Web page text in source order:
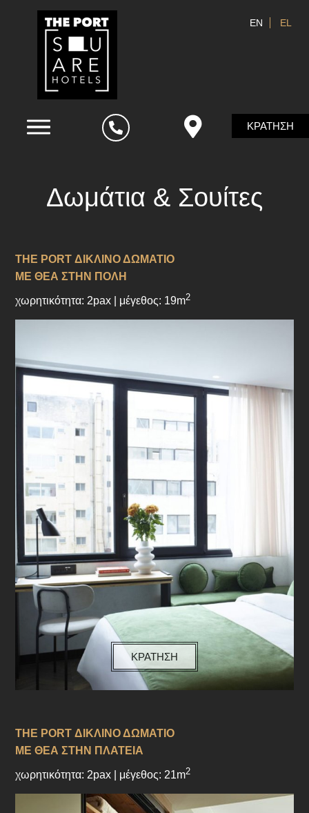
EN EL
ΚΡΑΤΗΣΗ
Δωμάτια & Σουίτες
THE PORT ΔΙΚΛΙΝΟ ΔΩΜΑΤΙΟ
ΜΕ ΘΕΑ ΣΤΗΝ ΠΟΛΗ
χωρητικότητα: 2pax | μέγεθος: 19m2
ΚΡΑΤΗΣΗ
THE PORT ΔΙΚΛΙΝΟ ΔΩΜΑΤΙΟ
ΜΕ ΘΕΑ ΣΤΗΝ ΠΛΑΤΕΙΑ
χωρητικότητα: 2pax | μέγεθος: 21m2